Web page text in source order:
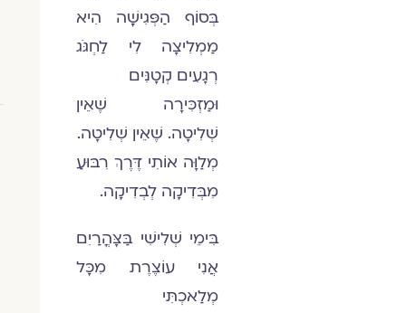
בְּסוֹף הַפְּגִישָָׁה הִיא
מַמְלִיצָה לִי לַחְגֹּג
רְגָעִים קְטָנִּים
וּמַזְכִּירָה שֶׁאֵין
שְׁלִיטָה. שֶׁאֵין שְׁלִיטָה.
מְלַוָּה אוֹתִי דֶּרֶךְ רִבּוּעַ
מִבְּדִיקָה לְבְדִיקָה.
בִּימֵי שְׁלִישִׁי בַּּצָּהֳרִַיִם
אֲנִי עוֹצֶרֶת מִכָּל
מְלַאכְתִּי